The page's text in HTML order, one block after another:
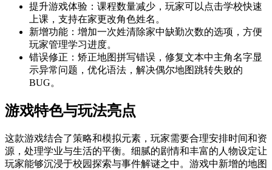
提升游戏体验：课程数量减少，玩家可以点击学校快速
上课，支持在家更改角色姓名。
新增功能：增加一次姓清除家中缺勤次数的选项，方便
玩家管理学习进度。
错误修正：矫正地图拼写错误，修复文本中主角名字显
示异常问题，优化语法，解决偶尔地图跳转失败的
BUG。
游戏特色与玩法亮点
这款游戏结合了策略和模拟元素，玩家需要合理安排时间和资
源，处理学业与生活的平衡。细腻的剧情和丰富的人物设定让
玩家能够沉浸于校园探索与事件解谜之中。游戏中新增的地图